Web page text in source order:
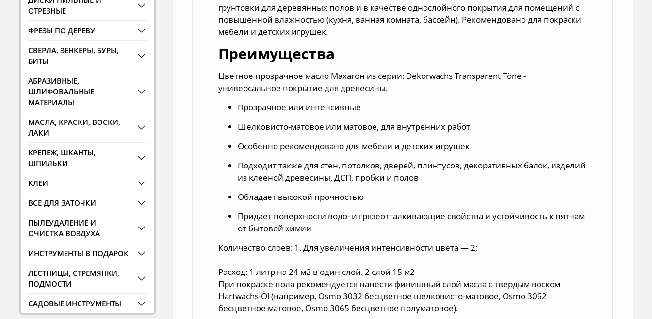
грунтовки для деревянных полов и в качестве однослойного покрытия для помещений с
повышенной влажностью (кухня, ванная комната, бассейн). Рекомендовано для покраски
мебели и детских игрушек.
Преимущества
Цветное прозрачное масло Махагон из серии: Dekorwachs Transparent Töne -
универсальное покрытие для древесины.
Прозрачное или интенсивные
Шелковисто-матовое или матовое, для внутренних работ
Особенно рекомендовано для мебели и детских игрушек
Подходит также для стен, потолков, дверей, плинтусов, декоративных балок, изделий
из клееной древесины, ДСП, пробки и полов
Обладает высокой прочностью
Придает поверхности водо- и грязеотталкивающие свойства и устойчивость к пятнам
от бытовой химии
Количество слоев: 1. Для увеличения интенсивности цвета — 2;
Расход: 1 литр на 24 м2 в один слой. 2 слой 15 м2
При покраске пола рекомендуется нанести финишный слой масла с твердым воском
Hartwachs-Öl (например, Osmo 3032 бесцветное шелковисто-матовое, Osmo 3062
бесцветное матовое, Osmo 3065 бесцветное полуматовое).
ОТРЕЗНЫЕ
ФРЕЗЫ ПО ДЕРЕВУ
СВЕРЛА, ЗЕНКЕРЫ, БУРЫ,
БИТЫ
АБРАЗИВНЫЕ,
ШЛИФОВАЛЬНЫЕ
МАТЕРИАЛЫ
МАСЛА, КРАСКИ, ВОСКИ,
ЛАКИ
КРЕПЕЖ, ШКАНТЫ,
ШПИЛЬКИ
КЛЕИ
ВСЕ ДЛЯ ЗАТОЧКИ
ПЫЛЕУДАЛЕНИЕ И
ОЧИСТКА ВОЗДУХА
ИНСТРУМЕНТЫ В ПОДАРОК
ЛЕСТНИЦЫ, СТРЕМЯНКИ,
ПОДМОСТИ
САДОВЫЕ ИНСТРУМЕНТЫ